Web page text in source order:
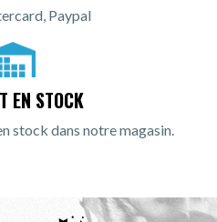
Paypal
EN STOCK
stock dans notre magasin.